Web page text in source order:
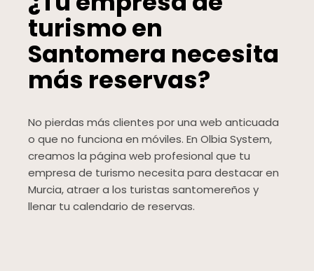
turismo en
Santomera necesita
más reservas?
No pierdas más clientes por una web anticuada
o que no funciona en móviles. En Olbia System,
creamos la página web profesional que tu
empresa de turismo necesita para destacar en
Murcia, atraer a los turistas santomereños y
llenar tu calendario de reservas.